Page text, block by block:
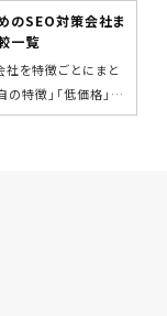
のSEO対策会社ま
一覧
を特徴ごとにまと
の特徴」「低価格」の
を比較しているの